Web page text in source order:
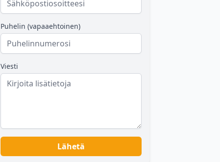
Puhelin (vapaaehtoinen)
Viesti
Lähetä